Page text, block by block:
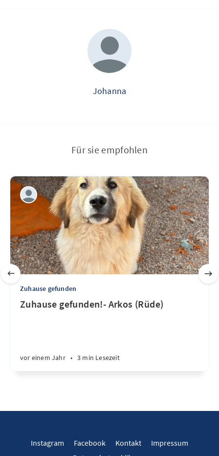
Johanna
Für sie empfohlen
Zuhause gefunden
Zuhause gefunden!- Arkos (Rüde)
vor einem Jahr • 3 min Lesezeit
Instagram Facebook Kontakt
Impressum